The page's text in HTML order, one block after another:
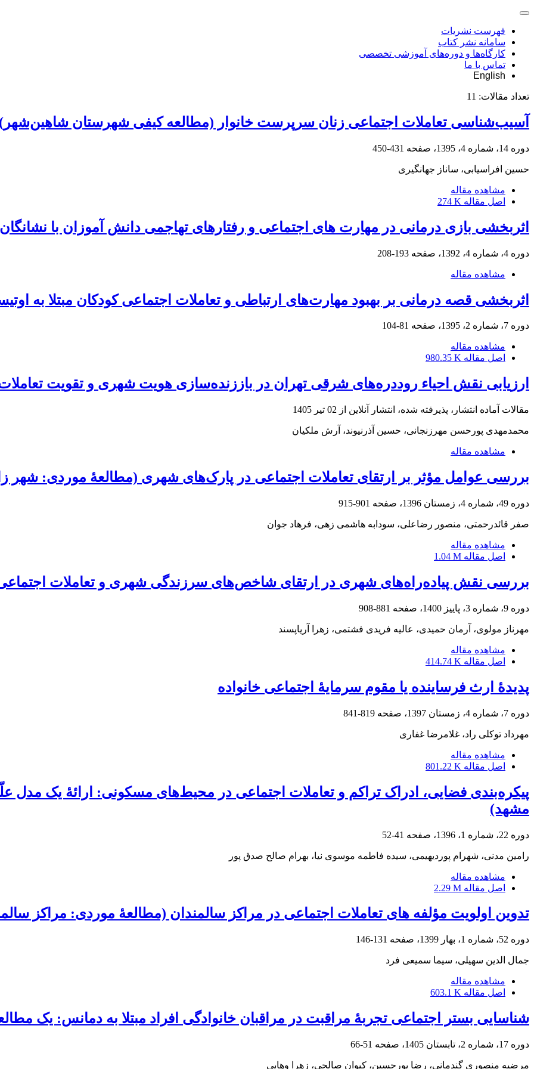
فهرست نشریات
سامانه نشر کتاب
کارگاه‌ها و دوره‌های آموزشی تخصصی
تماس با ما
English
تعداد مقالات: 11
آسیب‌شناسی تعاملات اجتماعی زنان سرپرست خانوار (مطالعه کیفی شهرستان شاهین‌شهر)
دوره 14، شماره 4، 1395، صفحه 431-450
حسین افراسیابی، ساناز جهانگیری
مشاهده مقاله
اصل مقاله 274 K
اثربخشی بازی درمانی در مهارت های اجتماعی و رفتارهای تهاجمی دانش آموزان با
دوره 4، شماره 4، 1392، صفحه 193-208
مشاهده مقاله
اثربخشی قصه درمانی بر بهبود مهارت‌های ارتباطی و تعاملات اجتماعی کودکان مبتلا به
دوره 7، شماره 2، 1395، صفحه 81-104
مشاهده مقاله
اصل مقاله 980.35 K
ارزیابی نقش احیاء روددره‌های شرقی تهران در باززنده‌سازی هویت شهری و تقویت
مقالات آماده انتشار، پذیرفته شده، انتشار آنلاین از 02 تیر 1405
محمدمهدی پورحسن مهرزنجانی، حسین آذرنیوند، آرش ملکیان
مشاهده مقاله
بررسی عوامل مؤثر بر ارتقای تعاملات اجتماعی در پارک‌های شهری (مطالعۀ موردی: شهر
دوره 49، شماره 4، زمستان 1396، صفحه 901-915
صفر قائدرحمتی، منصور رضاعلی، سودابه هاشمی زهی، فرهاد جوان
مشاهده مقاله
اصل مقاله 1.04 M
بررسی نقش پیاده‌راه‌های شهری در ارتقای شاخص‌های سرزندگی شهری و تعاملات
دوره 9، شماره 3، پاییز 1400، صفحه 881-908
مهرناز مولوی، آرمان حمیدی، عالیه فریدی فشتمی، زهرا آریاپسند
مشاهده مقاله
اصل مقاله 414.74 K
پدیدۀ ارث فرساینده یا مقوم سرمایۀ اجتماعی خانواده
دوره 7، شماره 4، زمستان 1397، صفحه 819-841
مهرداد توکلی راد، غلامرضا غفاری
مشاهده مقاله
اصل مقاله 801.22 K
پیکره‌بندی فضایی، ادراک تراکم و تعاملات اجتماعی در محیط‌های مسکونی: ارائۀ یک
مشهد)
دوره 22، شماره 1، 1396، صفحه 41-52
رامین مدنی، شهرام پوردیهیمی، سیده فاطمه موسوی نیا، بهرام صالح صدق پور
مشاهده مقاله
اصل مقاله 2.29 M
تدوین اولویت مؤلفه ‏های تعاملات اجتماعی در مراکز سالمندان (مطالعۀ موردی: مراکز
دوره 52، شماره 1، بهار 1399، صفحه 131-146
جمال الدین سهیلی، سیما سمیعی فرد
مشاهده مقاله
اصل مقاله 603.1 K
شناسایی بستر اجتماعی تجربۀ مراقبت در مراقبان خانوادگی افراد مبتلا به دمانس: یک
دوره 17، شماره 2، تابستان 1405، صفحه 51-66
مرضیه منصوری گندمانی، رضا پورحسین، کیوان صالحی، زهرا وهابی